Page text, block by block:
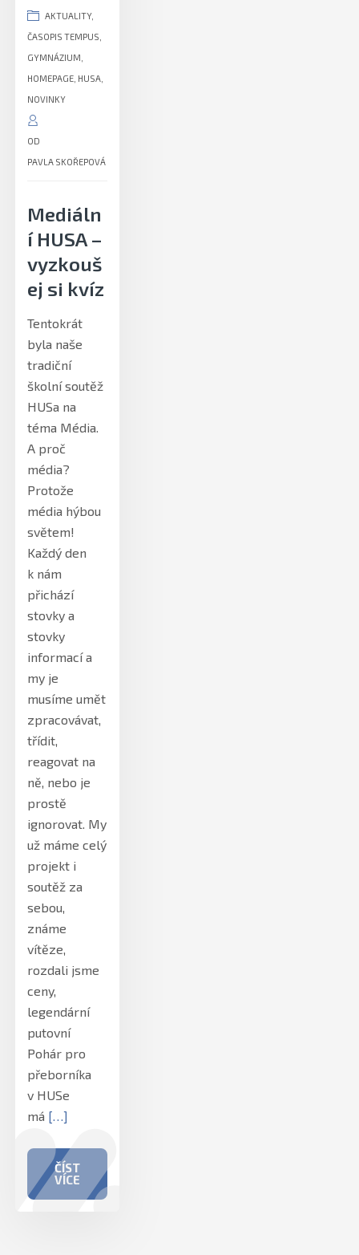
AKTUALITY,
ČASOPIS TEMPUS
GYMNÁZIUM
HOMEPAGE HUSA
NOVINKY
OD
PAVLA SKOŘEPOVÁ
Mediáln
í HUSA –
vyzkouš
ej si kvíz
Tentokrát
byla naše
tradiční
školní soutěž
HUSa na
téma Média.
A proč
média?
Protože
média hýbou
světem!
Každý den
k nám
přichází
stovky a
stovky
informací a
my je
musíme umět
zpracovávat,
třídit,
reagovat na
ně, nebo je
prostě
ignorovat. My
už máme celý
projekt i
soutěž za
sebou,
známe
vítěze,
rozdali jsme
ceny,
legendární
putovní
Pohár pro
přeborníka
v HUSe
má […]
ČÍST
VÍCE